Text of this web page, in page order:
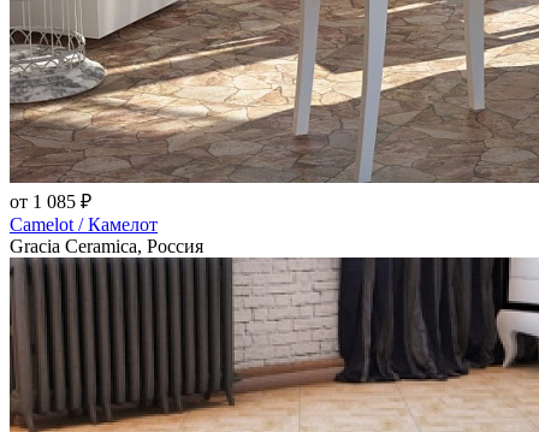
от 1 085 ₽
Camelot / Камелот
Gracia Ceramica, Россия